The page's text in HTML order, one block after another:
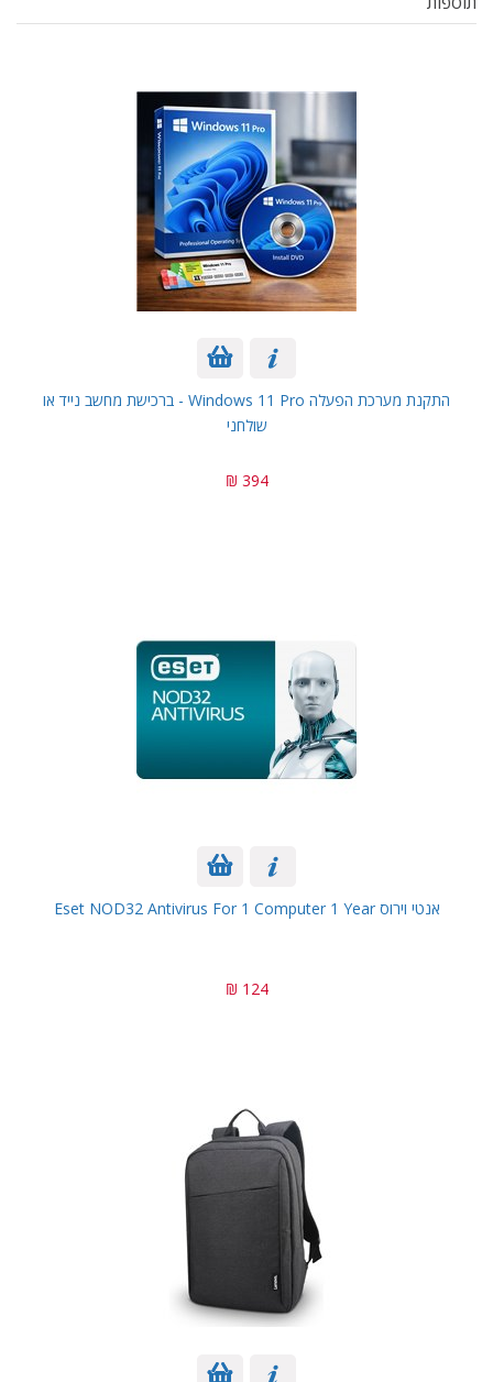
התקנת מערכת הפעלה Windows 11 Pro - ברכישת מחשב נייד או
שולחני
394 ₪
אנטי וירוס Eset NOD32 Antivirus For 1 Computer 1 Year
124 ₪